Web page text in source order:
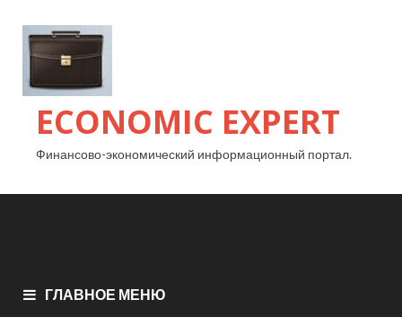
ECONOMIC EXPERT
Финансово-экономический информационный портал.
ГЛАВНОЕ МЕНЮ